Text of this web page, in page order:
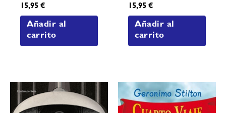
15,95€
Añadir al
carrito
15,95€
Añadir al
carrito